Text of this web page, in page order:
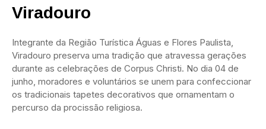
Viradouro
Integrante da Região Turística Águas e Flores Paulista,
Viradouro preserva uma tradição que atravessa gerações
durante as celebrações de Corpus Christi. No dia 04 de
junho, moradores e voluntários se unem para confeccionar
os tradicionais tapetes decorativos que ornamentam o
percurso da procissão religiosa.